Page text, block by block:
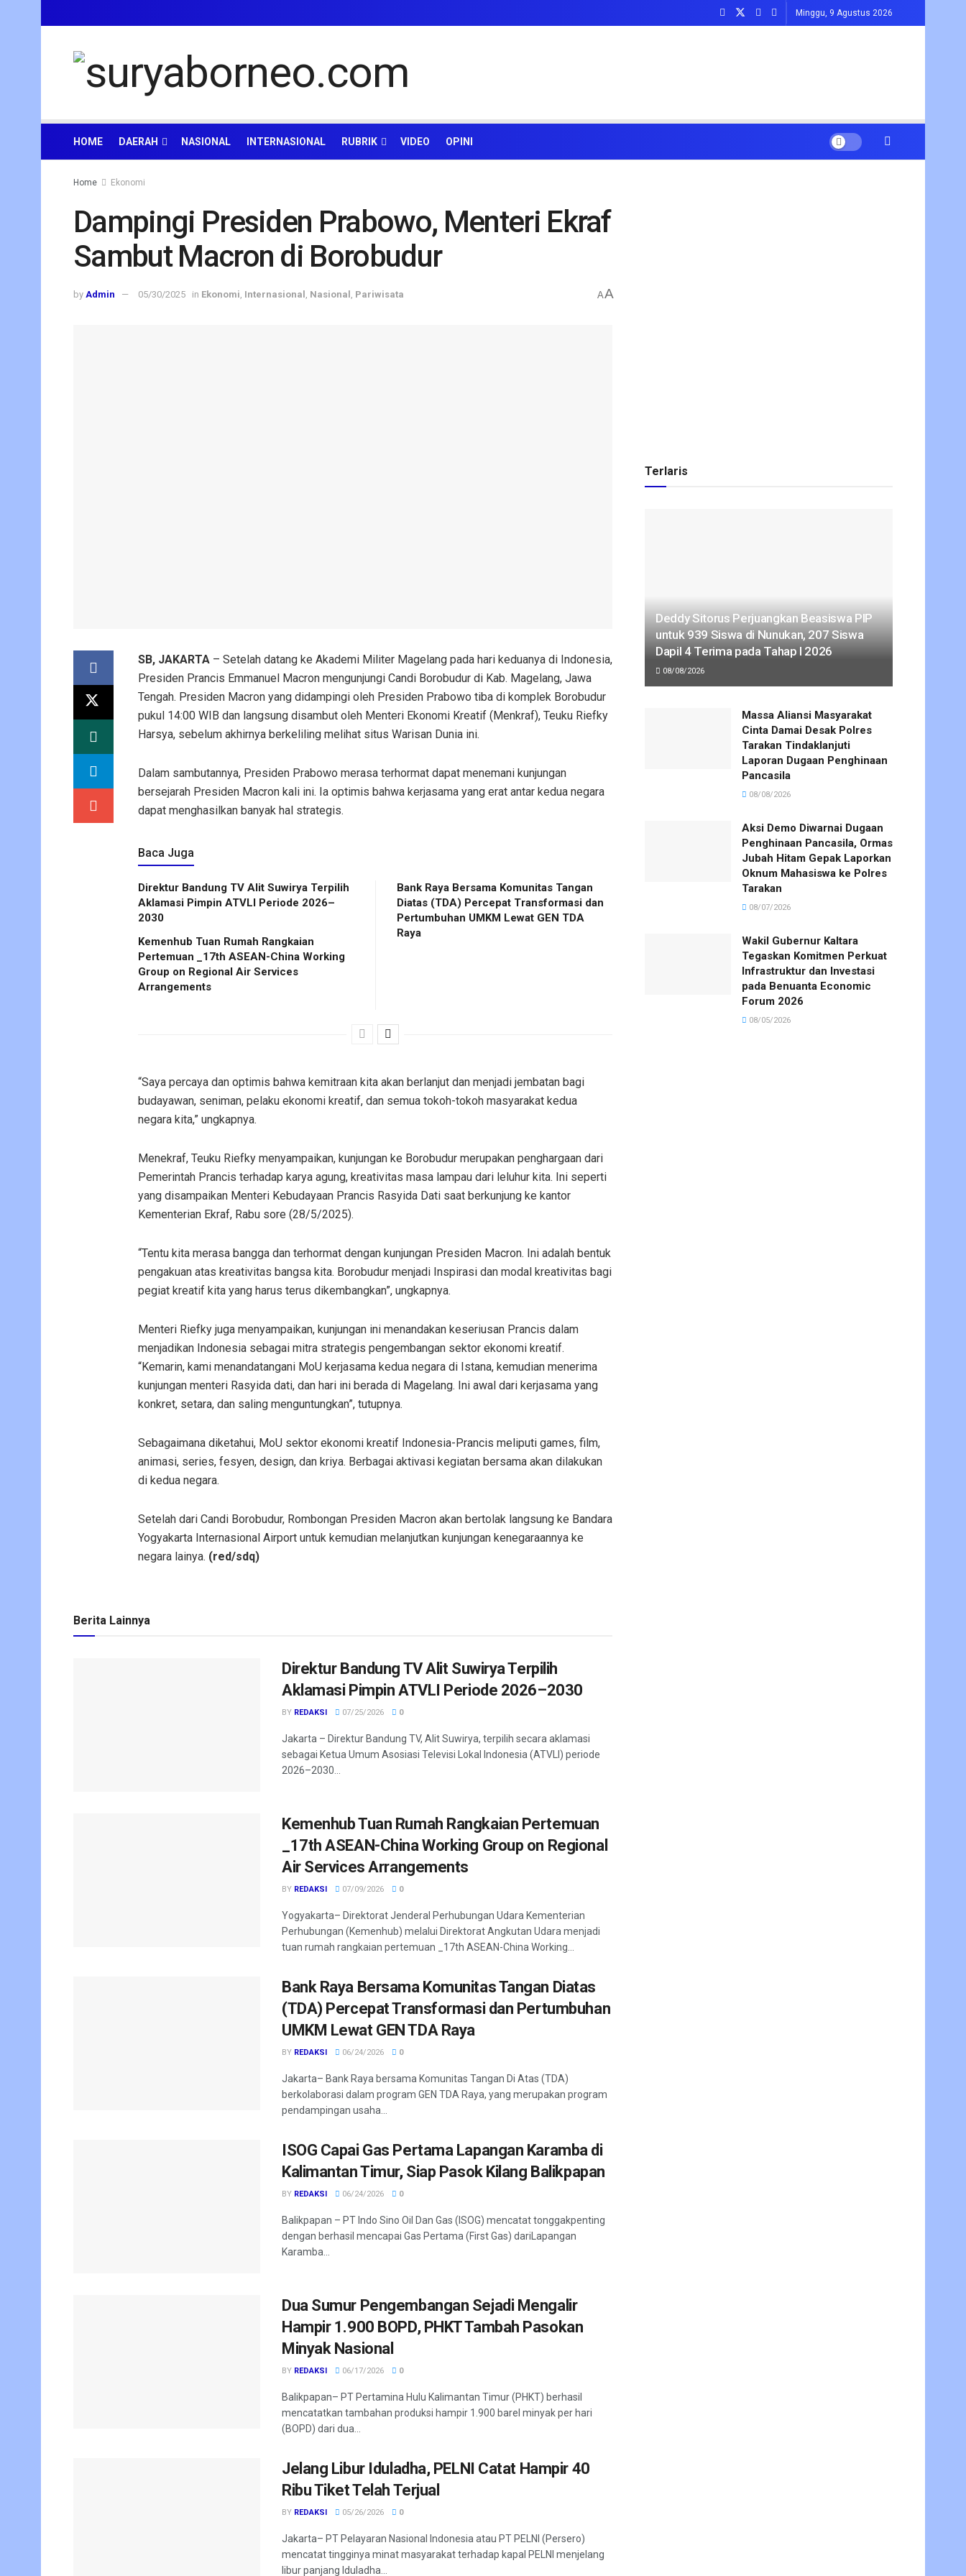
Minggu, 9 Agustus 2026
HOME DAERAH NASIONAL INTERNASIONAL RUBRIK VIDEO OPINI
Home Ekonomi
Dampingi Presiden Prabowo, Menteri Ekraf
Sambut Macron di Borobudur
by Admin 05/30/2025 in Ekonomi Internasional Nasional Pariwisata AA
SB, JAKARTA – Setelah datang ke Akademi Militer Magelang pada hari keduanya di Indonesia,
Presiden Prancis Emmanuel Macron mengunjungi Candi Borobudur di Kab. Magelang, Jawa
Tengah. Presiden Macron yang didampingi oleh Presiden Prabowo tiba di komplek Borobudur
pukul 14:00 WIB dan langsung disambut oleh Menteri Ekonomi Kreatif (Menkraf), Teuku Riefky
Harsya, sebelum akhirnya berkeliling melihat situs Warisan Dunia ini.
Dalam sambutannya, Presiden Prabowo merasa terhormat dapat menemani kunjungan
bersejarah Presiden Macron kali ini. Ia optimis bahwa kerjasama yang erat antar kedua negara
dapat menghasilkan banyak hal strategis.
Baca Juga
Direktur Bandung TV Alit Suwirya Terpilih
Aklamasi Pimpin ATVLI Periode 2026–
2030
Kemenhub Tuan Rumah Rangkaian
Pertemuan _17th ASEAN-China Working
Group on Regional Air Services
Arrangements
Bank Raya Bersama Komunitas Tangan
Diatas (TDA) Percepat Transformasi dan
Pertumbuhan UMKM Lewat GEN TDA
Raya
“Saya percaya dan optimis bahwa kemitraan kita akan berlanjut dan menjadi jembatan bagi
budayawan, seniman, pelaku ekonomi kreatif, dan semua tokoh-tokoh masyarakat kedua
negara kita,” ungkapnya.
Menekraf, Teuku Riefky menyampaikan, kunjungan ke Borobudur merupakan penghargaan dari
Pemerintah Prancis terhadap karya agung, kreativitas masa lampau dari leluhur kita. Ini seperti
yang disampaikan Menteri Kebudayaan Prancis Rasyida Dati saat berkunjung ke kantor
Kementerian Ekraf, Rabu sore (28/5/2025).
“Tentu kita merasa bangga dan terhormat dengan kunjungan Presiden Macron. Ini adalah bentuk
pengakuan atas kreativitas bangsa kita. Borobudur menjadi Inspirasi dan modal kreativitas bagi
pegiat kreatif kita yang harus terus dikembangkan”, ungkapnya.
Menteri Riefky juga menyampaikan, kunjungan ini menandakan keseriusan Prancis dalam
menjadikan Indonesia sebagai mitra strategis pengembangan sektor ekonomi kreatif.
“Kemarin, kami menandatangani MoU kerjasama kedua negara di Istana, kemudian menerima
kunjungan menteri Rasyida dati, dan hari ini berada di Magelang. Ini awal dari kerjasama yang
konkret, setara, dan saling menguntungkan”, tutupnya.
Sebagaimana diketahui, MoU sektor ekonomi kreatif Indonesia-Prancis meliputi games, film,
animasi, series, fesyen, design, dan kriya. Berbagai aktivasi kegiatan bersama akan dilakukan
di kedua negara.
Setelah dari Candi Borobudur, Rombongan Presiden Macron akan bertolak langsung ke Bandara
Yogyakarta Internasional Airport untuk kemudian melanjutkan kunjungan kenegaraannya ke
negara lainya. (red/sdq)
Berita Lainnya
Direktur Bandung TV Alit Suwirya Terpilih
Aklamasi Pimpin ATVLI Periode 2026–2030
BY REDAKSI 07/25/2026 0
Jakarta – Direktur Bandung TV, Alit Suwirya, terpilih secara aklamasi
sebagai Ketua Umum Asosiasi Televisi Lokal Indonesia (ATVLI) periode
2026–2030...
Kemenhub Tuan Rumah Rangkaian Pertemuan
_17th ASEAN-China Working Group on Regional
Air Services Arrangements
BY REDAKSI 07/09/2026 0
Yogyakarta– Direktorat Jenderal Perhubungan Udara Kementerian
Perhubungan (Kemenhub) melalui Direktorat Angkutan Udara menjadi
tuan rumah rangkaian pertemuan _17th ASEAN-China Working...
Bank Raya Bersama Komunitas Tangan Diatas
(TDA) Percepat Transformasi dan Pertumbuhan
UMKM Lewat GEN TDA Raya
BY REDAKSI 06/24/2026 0
Jakarta– Bank Raya bersama Komunitas Tangan Di Atas (TDA)
berkolaborasi dalam program GEN TDA Raya, yang merupakan program
pendampingan usaha...
ISOG Capai Gas Pertama Lapangan Karamba di
Kalimantan Timur, Siap Pasok Kilang Balikpapan
BY REDAKSI 06/24/2026 0
Balikpapan – PT Indo Sino Oil Dan Gas (ISOG) mencatat tonggakpenting
dengan berhasil mencapai Gas Pertama (First Gas) dariLapangan
Karamba...
Dua Sumur Pengembangan Sejadi Mengalir
Hampir 1.900 BOPD, PHKT Tambah Pasokan
Minyak Nasional
BY REDAKSI 06/17/2026 0
Balikpapan– PT Pertamina Hulu Kalimantan Timur (PHKT) berhasil
mencatatkan tambahan produksi hampir 1.900 barel minyak per hari
(BOPD) dari dua...
Jelang Libur Iduladha, PELNI Catat Hampir 40
Ribu Tiket Telah Terjual
BY REDAKSI 05/26/2026 0
Jakarta– PT Pelayaran Nasional Indonesia atau PT PELNI (Persero)
mencatat tingginya minat masyarakat terhadap kapal PELNI menjelang
libur panjang Iduladha...
Terlaris
Deddy Sitorus Perjuangkan Beasiswa PIP
untuk 939 Siswa di Nunukan, 207 Siswa
Dapil 4 Terima pada Tahap I 2026
08/08/2026
Massa Aliansi Masyarakat
Cinta Damai Desak Polres
Tarakan Tindaklanjuti
Laporan Dugaan Penghinaan
Pancasila
08/08/2026
Aksi Demo Diwarnai Dugaan
Penghinaan Pancasila, Ormas
Jubah Hitam Gepak Laporkan
Oknum Mahasiswa ke Polres
Tarakan
08/07/2026
Wakil Gubernur Kaltara
Tegaskan Komitmen Perkuat
Infrastruktur dan Investasi
pada Benuanta Economic
Forum 2026
08/05/2026